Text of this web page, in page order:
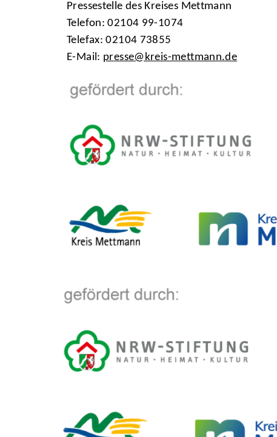
Pressestelle des Kreises Mettmann
Telefon: 02104 99-1074
Telefax: 02104 73855
E-Mail: presse@kreis-mettmann.de